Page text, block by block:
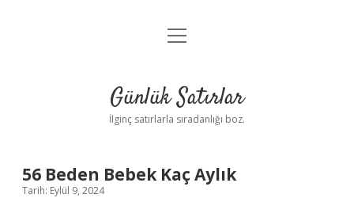
Anasayfa
Yasal Uyarı
menüyü
Günlük Satırlar
İlginç satırlarla sıradanlığı boz.
56 Beden Bebek Kaç Aylık
Tarih: Eylül 9, 2024